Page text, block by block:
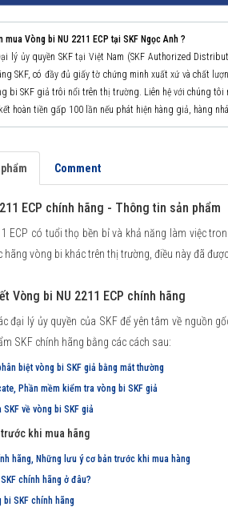
Vòng bi NU 2211 ECP tại SKF Ngọc Anh ?
lý ủy quyền SKF tại Việt Nam (SKF Authorized
SKF, có đầy đủ giấy tờ chứng minh xuất xứ và chất
bi SKF giả trôi nổi trên thị trường. Liên hệ với chúng
hoàn tiền gấp 100 lần nếu phát hiện hàng giả, hàng
Comment
ECP chính hãng - Thông tin sản phẩm
ECP có tuổi thọ bền bỉ và khả năng làm việc
hãng vòng bi khác trên thị trường, điều này đã
Vòng bi NU 2211 ECP chính hãng
đại lý ủy quyền của SKF để yên tâm về nguồn
SKF chính hãng bằng các cách sau:
biệt vòng bi SKF giả bằng mắt thường
Phần mềm kiểm tra vòng bi SKF giả
về vòng bi SKF giả
khi mua hãng
hãng, Những lưu ý cơ bản trước khi mua hàng
chính hãng ở đâu?
SKF chính hãng